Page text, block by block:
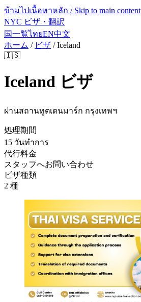
ข้ามไปเนื้อหาหลัก / Skip to main content
NYC ビザ・翻訳
国一覧ไทยEN中文
ホーム / ビザ /Iceland
🇮🇸
Iceland ビザ
ผ่านสถานทูตเดนมาร์ก กรุงเทพฯ
処理期間
15 วันทำการ
代行料金
スタッフへお問い合わせ
ビザ種類
2 種